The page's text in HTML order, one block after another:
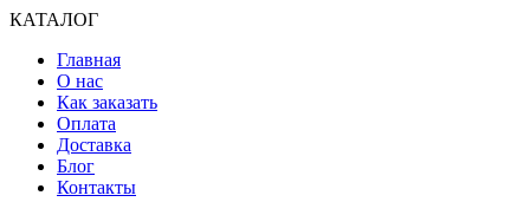
КАТАЛОГ
Главная
О нас
Как заказать
Оплата
Доставка
Блог
Контакты